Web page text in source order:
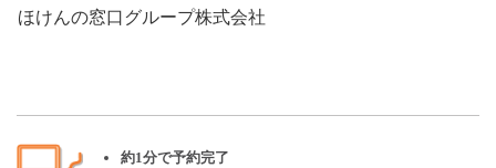
ほけんの窓口グループ株式会社
約1分で予約完了